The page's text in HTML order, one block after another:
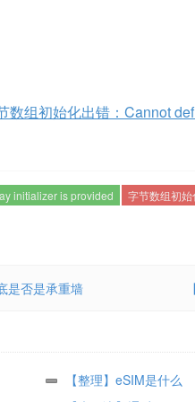
数组初始化出错：Cannot
initializer is provided 字节数组初始
是否是承重墙
【整理】eSIM是什么